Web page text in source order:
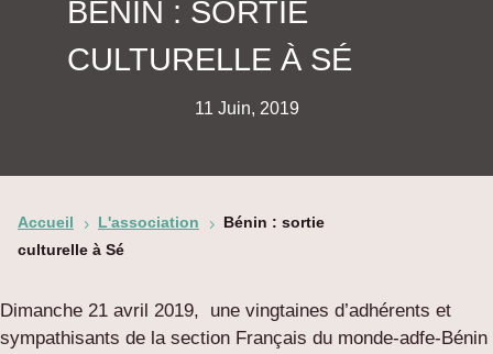
BÉNIN : SORTIE
CULTURELLE À SÉ
11 Juin, 2019
Accueil 5 L'association 5
Bénin : sortie
culturelle à Sé
Dimanche 21 avril 2019, une vingtaines d’adhérents et
sympathisants de la section Français du monde-adfe-Bénin